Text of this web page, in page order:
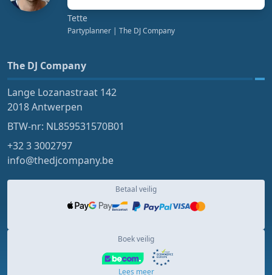
Tette
Partyplanner | The DJ Company
The DJ Company
Lange Lozanastraat 142
2018 Antwerpen
BTW-nr: NL859531570B01
+32 3 3002797
info@thedjcompany.be
Betaal veilig
Boek veilig
Lees meer